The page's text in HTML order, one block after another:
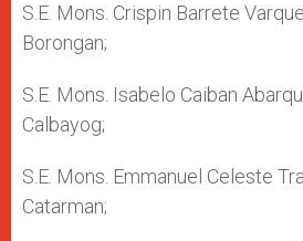
S.E. Mons. Crispin Barrete
Borongan;
S.E. Mons. Isabelo Caiban
Calbayog;
S.E. Mons. Emmanuel Celeste
Catarman;